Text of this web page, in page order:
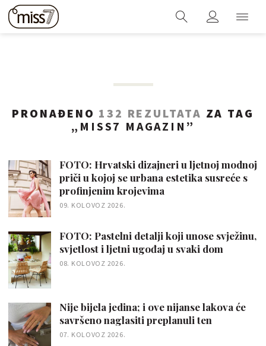
PRONAĐENO 132 REZULTATA ZA TAG
„ MISS7 MAGAZIN ”
FOTO: Hrvatski dizajneri u ljetnoj modnoj
priči u kojoj se urbana estetika susreće s
profinjenim krojevima
09. KOLOVOZ 2026.
FOTO: Pastelni detalji koji unose svježinu,
svjetlost i ljetni ugođaj u svaki dom
08. KOLOVOZ 2026.
Nije bijela jedina; i ove nijanse lakova će
savršeno naglasiti preplanuli ten
07. KOLOVOZ 2026.